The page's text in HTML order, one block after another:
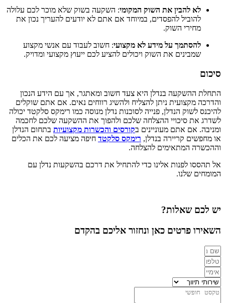
לא להבין את השוק המקומי: השקעה בשוק שלא מוכר לכם עלולה
להוביל להפסדים, במיוחד אם אתם לא יודעים להעריך נכון את
מחירי השוק.
להסתמך על מידע לא מקצועי: חשוב לעבוד עם אנשי מקצוע
שמבינים את השוק ויכולים להציע לכם ייעוץ מקצועי ומדויק.
סיכום
התחלת ההשקעה בנדלן היא צעד חשוב ומאתגר, אך עם הידע הנכון
והדרכה מקצועית ניתן להצליח ולהשיג רווחים נאים. אם אתם שוקלים
להיכנס לשוק הנדלן, פנייה לסוכנות נדלן מנוסה כמו רימקס סלקטד יכולה
לשדרג את סיכויי ההצלחה שלכם ולהפוך את ההשקעה שלכם לחכמה
ומניבה. אם אתם מעוניינים בקורסים והכשרות מקצועיות בתחום הנדלן
או מחפשים קריירה בנדלן, רימקס סלקטד חיפה מציעה לכם את הכלים
וההכשרה המתאימים להצלחה.
אל תהססו לפנות אלינו כדי להתחיל את דרכם בהשקעות נדלן עם
המומחים שלנו.
יש לכם שאלות?
השאירו פרטים כאן ונחזור אליכם בהקדם